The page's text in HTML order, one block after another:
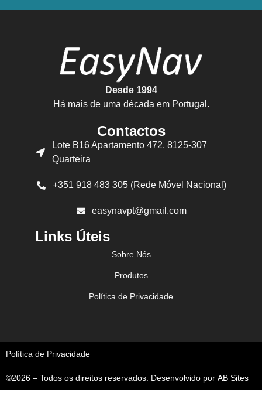
Desde 1994
Há mais de uma década em Portugal.
Contactos
Lote B16 Apartamento 472, 8125-307
Quarteira
+351 918 483 305 (Rede Móvel Nacional)
easynavpt@gmail.com
Links Úteis
Sobre Nós
Produtos
Política de Privacidade
Política de Privacidade
©2026 – Todos os direitos reservados. Desenvolvido por AB Sites